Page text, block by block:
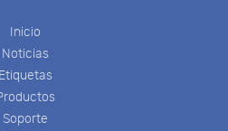
Inicio
Noticias
Etiquetas
Soporte